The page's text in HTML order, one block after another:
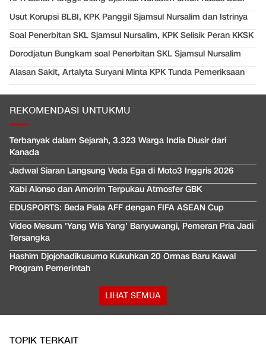
Usut Korupsi BLBI, KPK Panggil Sjamsul Nursalim dan Istrinya
Soal Penerbitan SKL Sjamsul Nursalim, KPK Selisik Peran KKSK
Dorodjatun Bungkam soal Penerbitan SKL Sjamsul Nursalim
Alasan Sakit, Artalyta Suryani Minta KPK Tunda Pemeriksaan
REKOMENDASI UNTUKMU
Terbanyak dalam Sejarah, 3.323 Warga India Diusir dari
Kanada
Jadwal Siaran Langsung Veda Ega di Moto3 Inggris 2026
Xabi Alonso dan Amorim Terpukau Atmosfer GBK
EDUSPORTS: Beda Piala AFF dengan FIFA ASEAN Cup
Video Mesum 'Yang Wis Yang' Banyuwangi, Pemeran Pria Jadi
Tersangka
Hashim Djojohadikusumo Kukuhkan 20 Ormas Baru Kawal
Program Pemerintah
LIHAT SEMUA
TOPIK TERKAIT